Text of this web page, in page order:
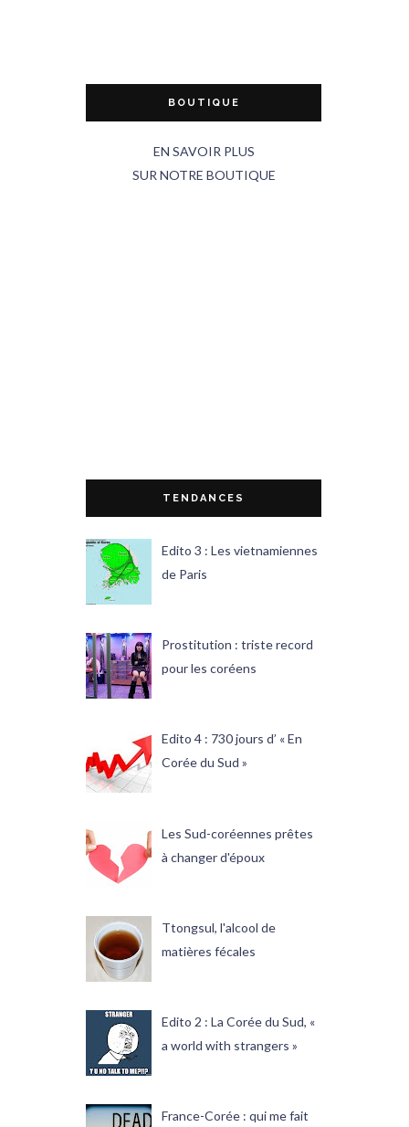
BOUTIQUE
EN SAVOIR PLUS
SUR NOTRE BOUTIQUE
TENDANCES
Edito 3 : Les vietnamiennes
de Paris
Prostitution : triste record
pour les coréens
Edito 4 : 730 jours d’ « En
Corée du Sud »
Les Sud-coréennes prêtes
à changer d'époux
Ttongsul, l'alcool de
matières fécales
Edito 2 : La Corée du Sud, «
a world with strangers »
France-Corée : qui me fait